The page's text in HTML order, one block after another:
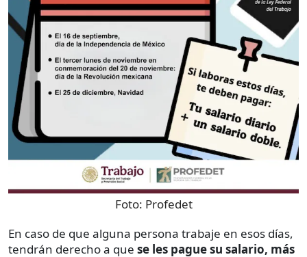
Foto: Profedet
En caso de que alguna persona trabaje en esos días,
tendrán derecho a que se les pague su salario, más